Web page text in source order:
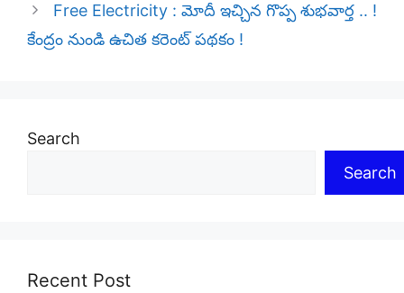
Free Electricity : మోదీ ఇచ్చిన గొప్ప శుభవార్త .. !
కేంద్రం నుండి ఉచిత కరెంట్ పథకం !
Search
Search
Recent Post